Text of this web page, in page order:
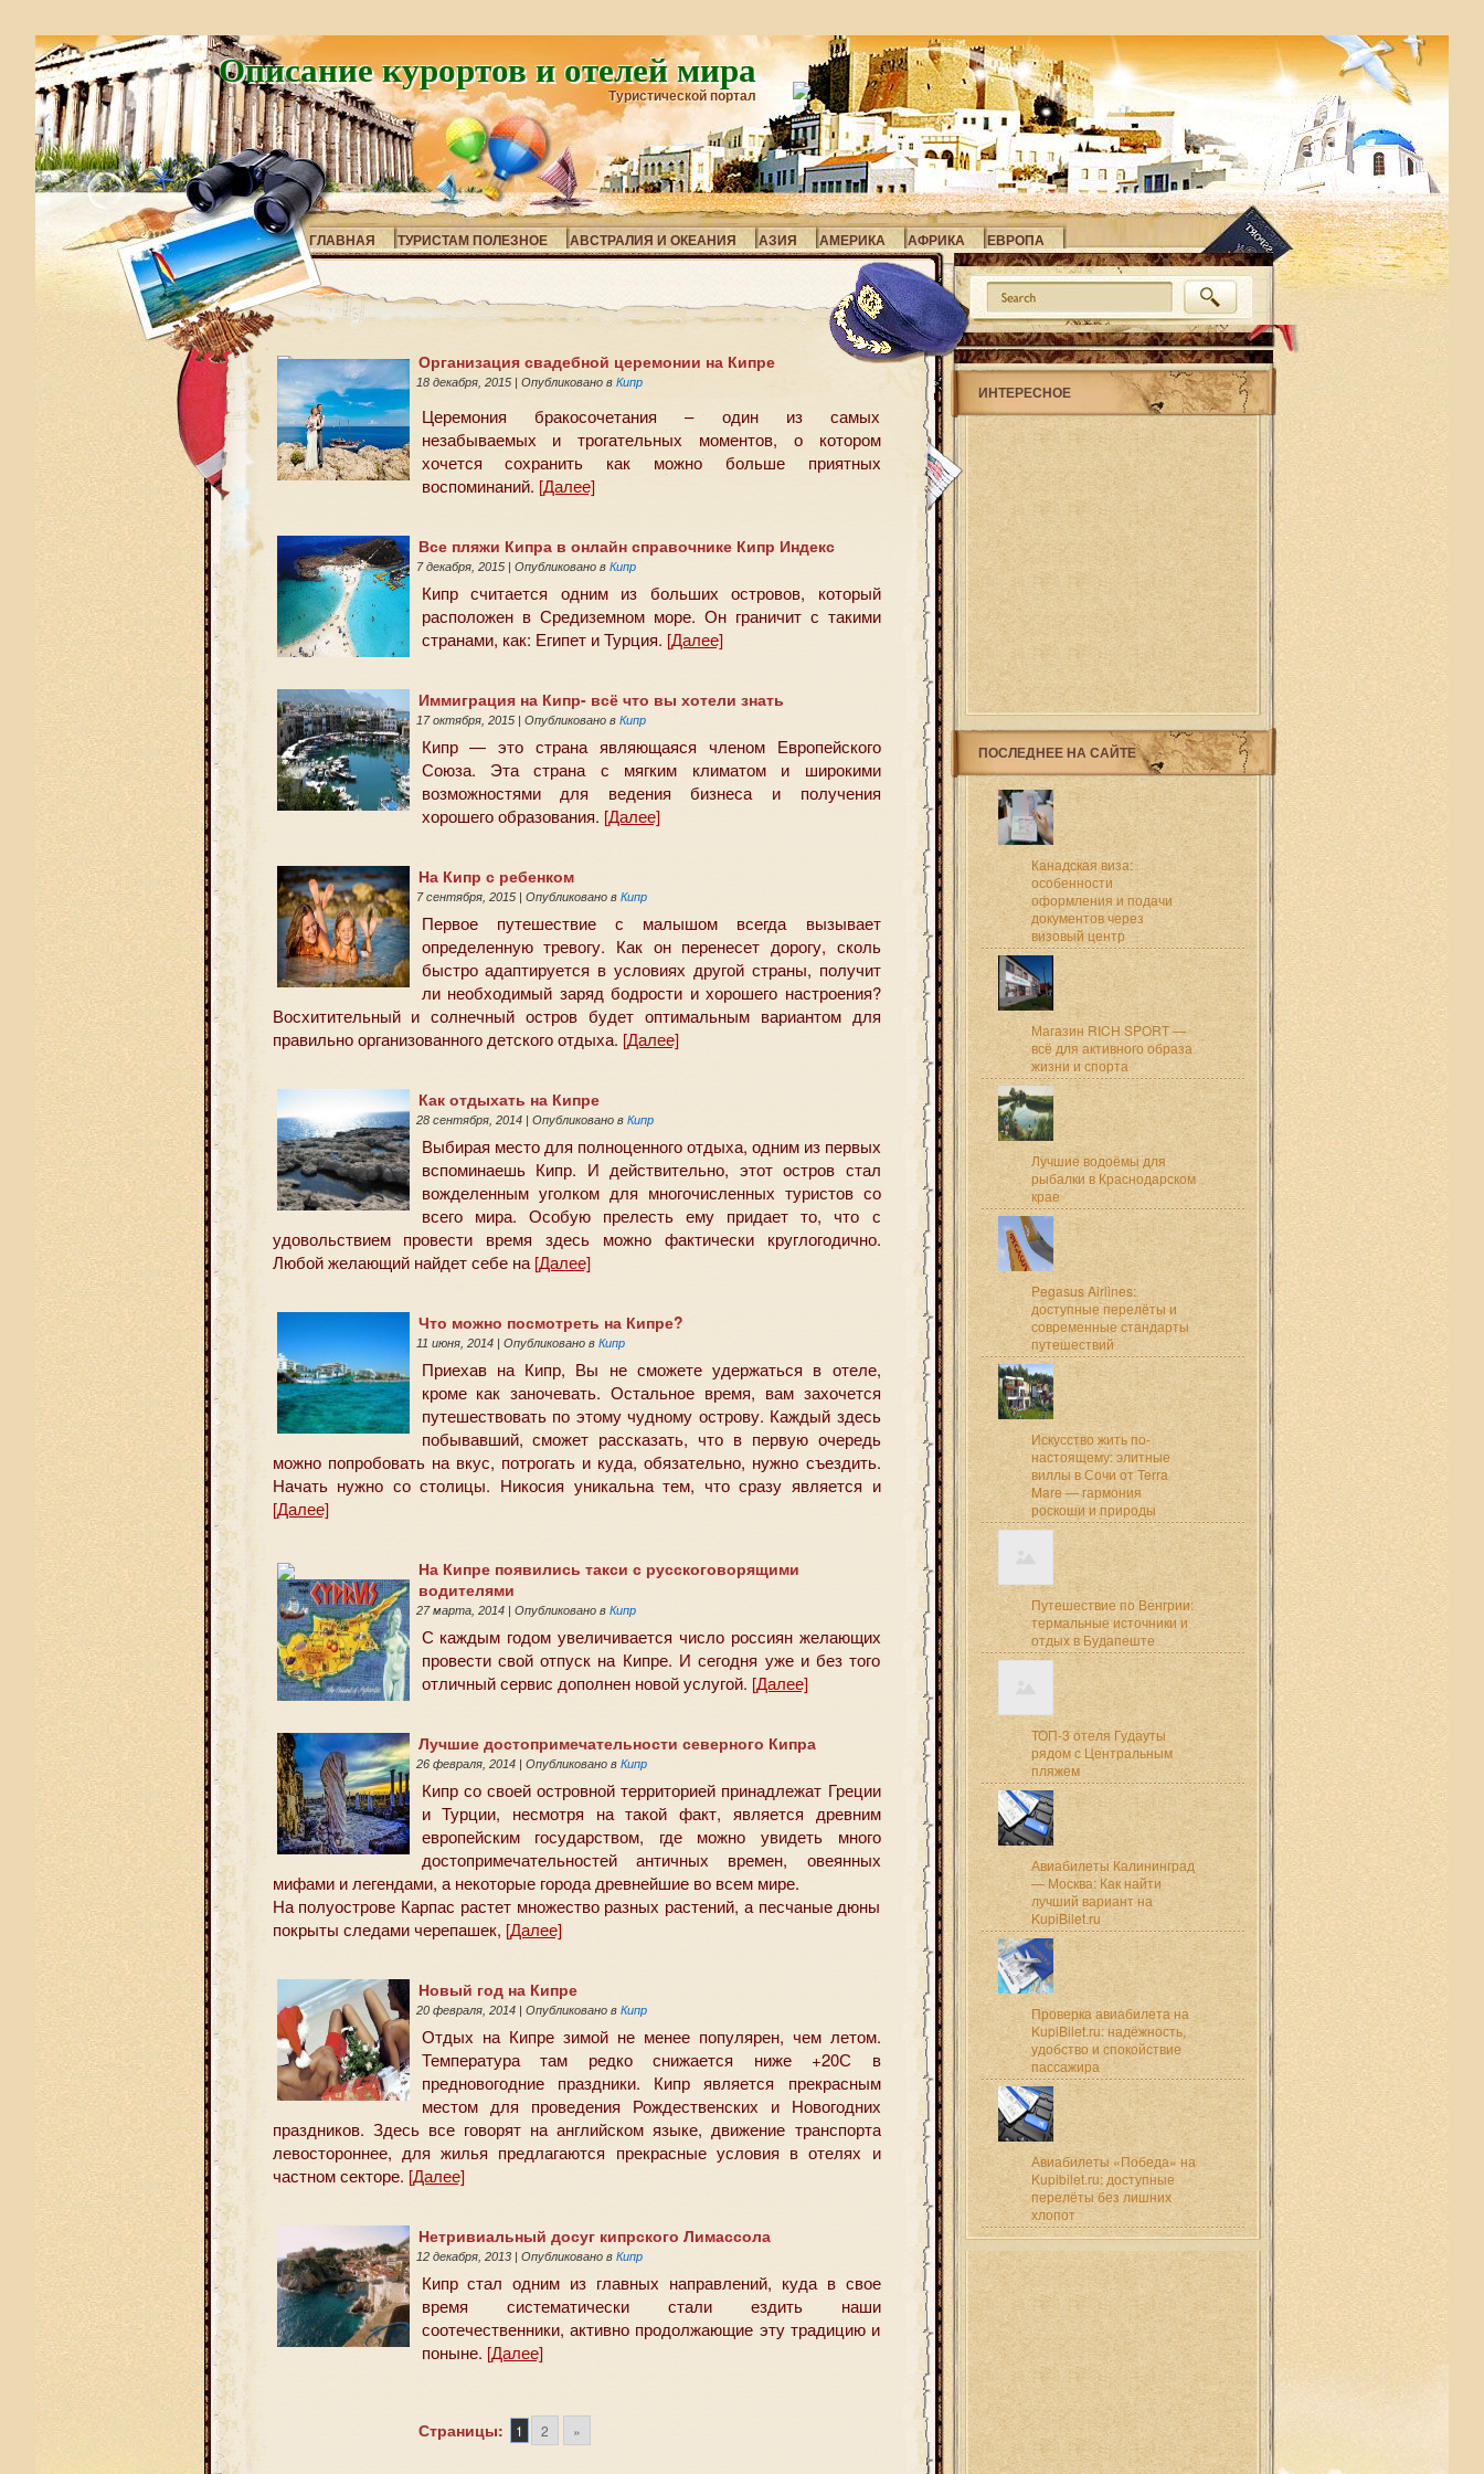
Описание курортов и отелей мира
Туристической портал
ГЛАВНАЯ ТУРИСТАМ ПОЛЕЗНОЕ АВСТРАЛИЯ И ОКЕАНИЯ АЗИЯ АМЕРИКА АФРИКА ЕВРОПА
Организация свадебной церемонии на Кипре
18 декабря, 2015 | Опубликовано в Кипр
Церемония бракосочетания – один из самых
незабываемых и трогательных моментов, о котором
хочется сохранить как можно больше приятных
воспоминаний. [Далее]
Все пляжи Кипра в онлайн справочнике Кипр Индекс
7 декабря, 2015 | Опубликовано в Кипр
Кипр считается одним из больших островов, который
расположен в Средиземном море. Он граничит с такими
странами, как: Египет и Турция. [Далее]
Иммиграция на Кипр- всё что вы хотели знать
17 октября, 2015 | Опубликовано в Кипр
Кипр — это страна являющаяся членом Европейского
Союза. Эта страна с мягким климатом и широкими
возможностями для ведения бизнеса и получения
хорошего образования. [Далее]
На Кипр с ребенком
7 сентября, 2015 | Опубликовано в Кипр
Первое путешествие с малышом всегда вызывает
определенную тревогу. Как он перенесет дорогу, сколь
быстро адаптируется в условиях другой страны, получит
ли необходимый заряд бодрости и хорошего настроения?
Восхитительный и солнечный остров будет оптимальным вариантом для
правильно организованного детского отдыха. [Далее]
Как отдыхать на Кипре
28 сентября, 2014 | Опубликовано в Кипр
Выбирая место для полноценного отдыха, одним из первых
вспоминаешь Кипр. И действительно, этот остров стал
вожделенным уголком для многочисленных туристов со
всего мира. Особую прелесть ему придает то, что с
удовольствием провести время здесь можно фактически круглогодично.
Любой желающий найдет себе на [Далее]
Что можно посмотреть на Кипре?
11 июня, 2014 | Опубликовано в Кипр
Приехав на Кипр, Вы не сможете удержаться в отеле,
кроме как заночевать. Остальное время, вам захочется
путешествовать по этому чудному острову. Каждый здесь
побывавший, сможет рассказать, что в первую очередь
можно попробовать на вкус, потрогать и куда, обязательно, нужно съездить.
Начать нужно со столицы. Никосия уникальна тем, что сразу является и
[Далее]
На Кипре появились такси с русскоговорящими
водителями
27 марта, 2014 | Опубликовано в Кипр
С каждым годом увеличивается число россиян желающих
провести свой отпуск на Кипре. И сегодня уже и без того
отличный сервис дополнен новой услугой. [Далее]
Лучшие достопримечательности северного Кипра
26 февраля, 2014 | Опубликовано в Кипр
Кипр со своей островной территорией принадлежат Греции
и Турции, несмотря на такой факт, является древним
европейским государством, где можно увидеть много
достопримечательностей античных времен, овеянных
мифами и легендами, а некоторые города древнейшие во всем мире.
На полуострове Карпас растет множество разных растений, а песчаные дюны
покрыты следами черепашек, [Далее]
Новый год на Кипре
20 февраля, 2014 | Опубликовано в Кипр
Отдых на Кипре зимой не менее популярен, чем летом.
Температура там редко снижается ниже +20С в
предновогодние праздники. Кипр является прекрасным
местом для проведения Рождественских и Новогодних
праздников. Здесь все говорят на английском языке, движение транспорта
левостороннее, для жилья предлагаются прекрасные условия в отелях и
частном секторе. [Далее]
Нетривиальный досуг кипрского Лимассола
12 декабря, 2013 | Опубликовано в Кипр
Кипр стал одним из главных направлений, куда в свое
время систематически стали ездить наши
соотечественники, активно продолжающие эту традицию и
поныне. [Далее]
Страницы: 1 2 »
ИНТЕРЕСНОЕ
ПОСЛЕДНЕЕ НА САЙТЕ
Канадская виза:
особенности
оформления и подачи
документов через
визовый центр
Магазин RICH SPORT —
всё для активного образа
жизни и спорта
Лучшие водоёмы для
рыбалки в Краснодарском
крае
Pegasus Airlines:
доступные перелёты и
современные стандарты
путешествий
Искусство жить по-
настоящему: элитные
виллы в Сочи от Terra
Mare — гармония
роскоши и природы
Путешествие по Венгрии:
термальные источники и
отдых в Будапеште
ТОП-3 отеля Гудауты
рядом с Центральным
пляжем
Авиабилеты Калининград
— Москва: Как найти
лучший вариант на
KupiBilet.ru
Проверка авиабилета на
KupiBilet.ru: надёжность,
удобство и спокойствие
пассажира
Авиабилеты «Победа» на
Kupibilet.ru: доступные
перелёты без лишних
хлопот